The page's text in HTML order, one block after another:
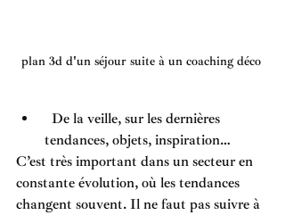
plan 3d d'un séjour suite à un coaching déco
tendances, objets, inspiration…
C’est très important dans un secteur en
constante évolution, où les tendances
changent souvent. Il ne faut pas suivre à